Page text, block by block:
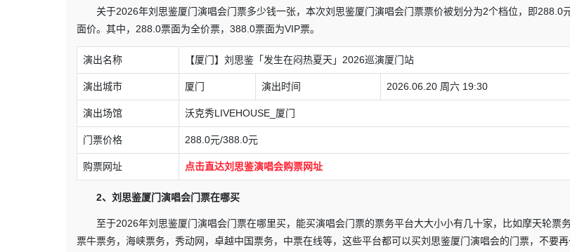
关于2026年刘思鉴厦门演唱会门票多少钱一张，本次刘思鉴厦门演唱会门票票价被划分为2个档位，即288.0
面价。其中，288.0票面为全价票，388.0票面为VIP票。
演出名称 【厦门】刘思鉴「发生在闷热夏天」2026巡演厦门站
演出城市 厦门 演出时间 2026.06.20 周六 19:30
演出场馆 沃克秀LIVEHOUSE_厦门
门票价格 288.0元/388.0元
购票网址 点击直达刘思鉴演唱会购票网址
2、刘思鉴厦门演唱会门票在哪买
至于2026年刘思鉴厦门演唱会门票在哪里买，能买演唱会门票的票务平台大大小小有几十家，比如摩天轮票
票牛票务，海峡票务，秀动网，卓越中国票务，中票在线等，这些平台都可以买刘思鉴厦门演唱会的门票，不要